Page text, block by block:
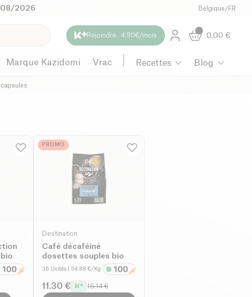
08/2026 Belgique /FR
Rejoindre · 4.90€/mois 0.00 €
Marque Kazidomi Vrac Recettes Blog
PROMO
Destination
Café décaféiné
dosettes souples bio
36 Unités | 54.88 €/Kg
11.30 € 16.14 €